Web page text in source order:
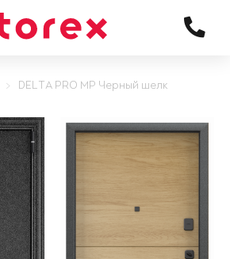
DELTA PRO MP Черный шелк